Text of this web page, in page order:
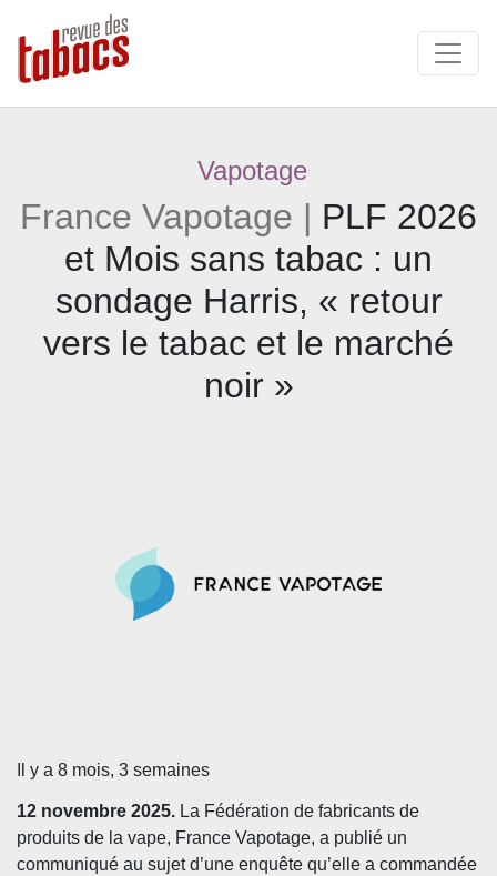
Vapotage
France Vapotage | PLF 2026
et Mois sans tabac : un
sondage Harris, « retour
vers le tabac et le marché
noir »
Il y a 8 mois, 3 semaines
12 novembre 2025. La Fédération de fabricants de
produits de la vape, France Vapotage, a publié un
communiqué au sujet d’une enquête qu’elle a commandée